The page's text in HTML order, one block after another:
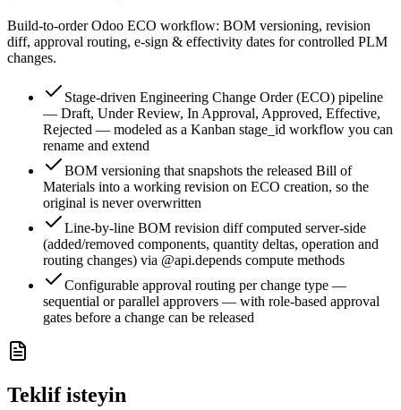
Build-to-order Odoo ECO workflow: BOM versioning, revision
diff, approval routing, e-sign & effectivity dates for controlled PLM
changes.
Stage-driven Engineering Change Order (ECO) pipeline
— Draft, Under Review, In Approval, Approved, Effective,
Rejected — modeled as a Kanban stage_id workflow you can
rename and extend
BOM versioning that snapshots the released Bill of
Materials into a working revision on ECO creation, so the
original is never overwritten
Line-by-line BOM revision diff computed server-side
(added/removed components, quantity deltas, operation and
routing changes) via @api.depends compute methods
Configurable approval routing per change type —
sequential or parallel approvers — with role-based approval
gates before a change can be released
Teklif isteyin